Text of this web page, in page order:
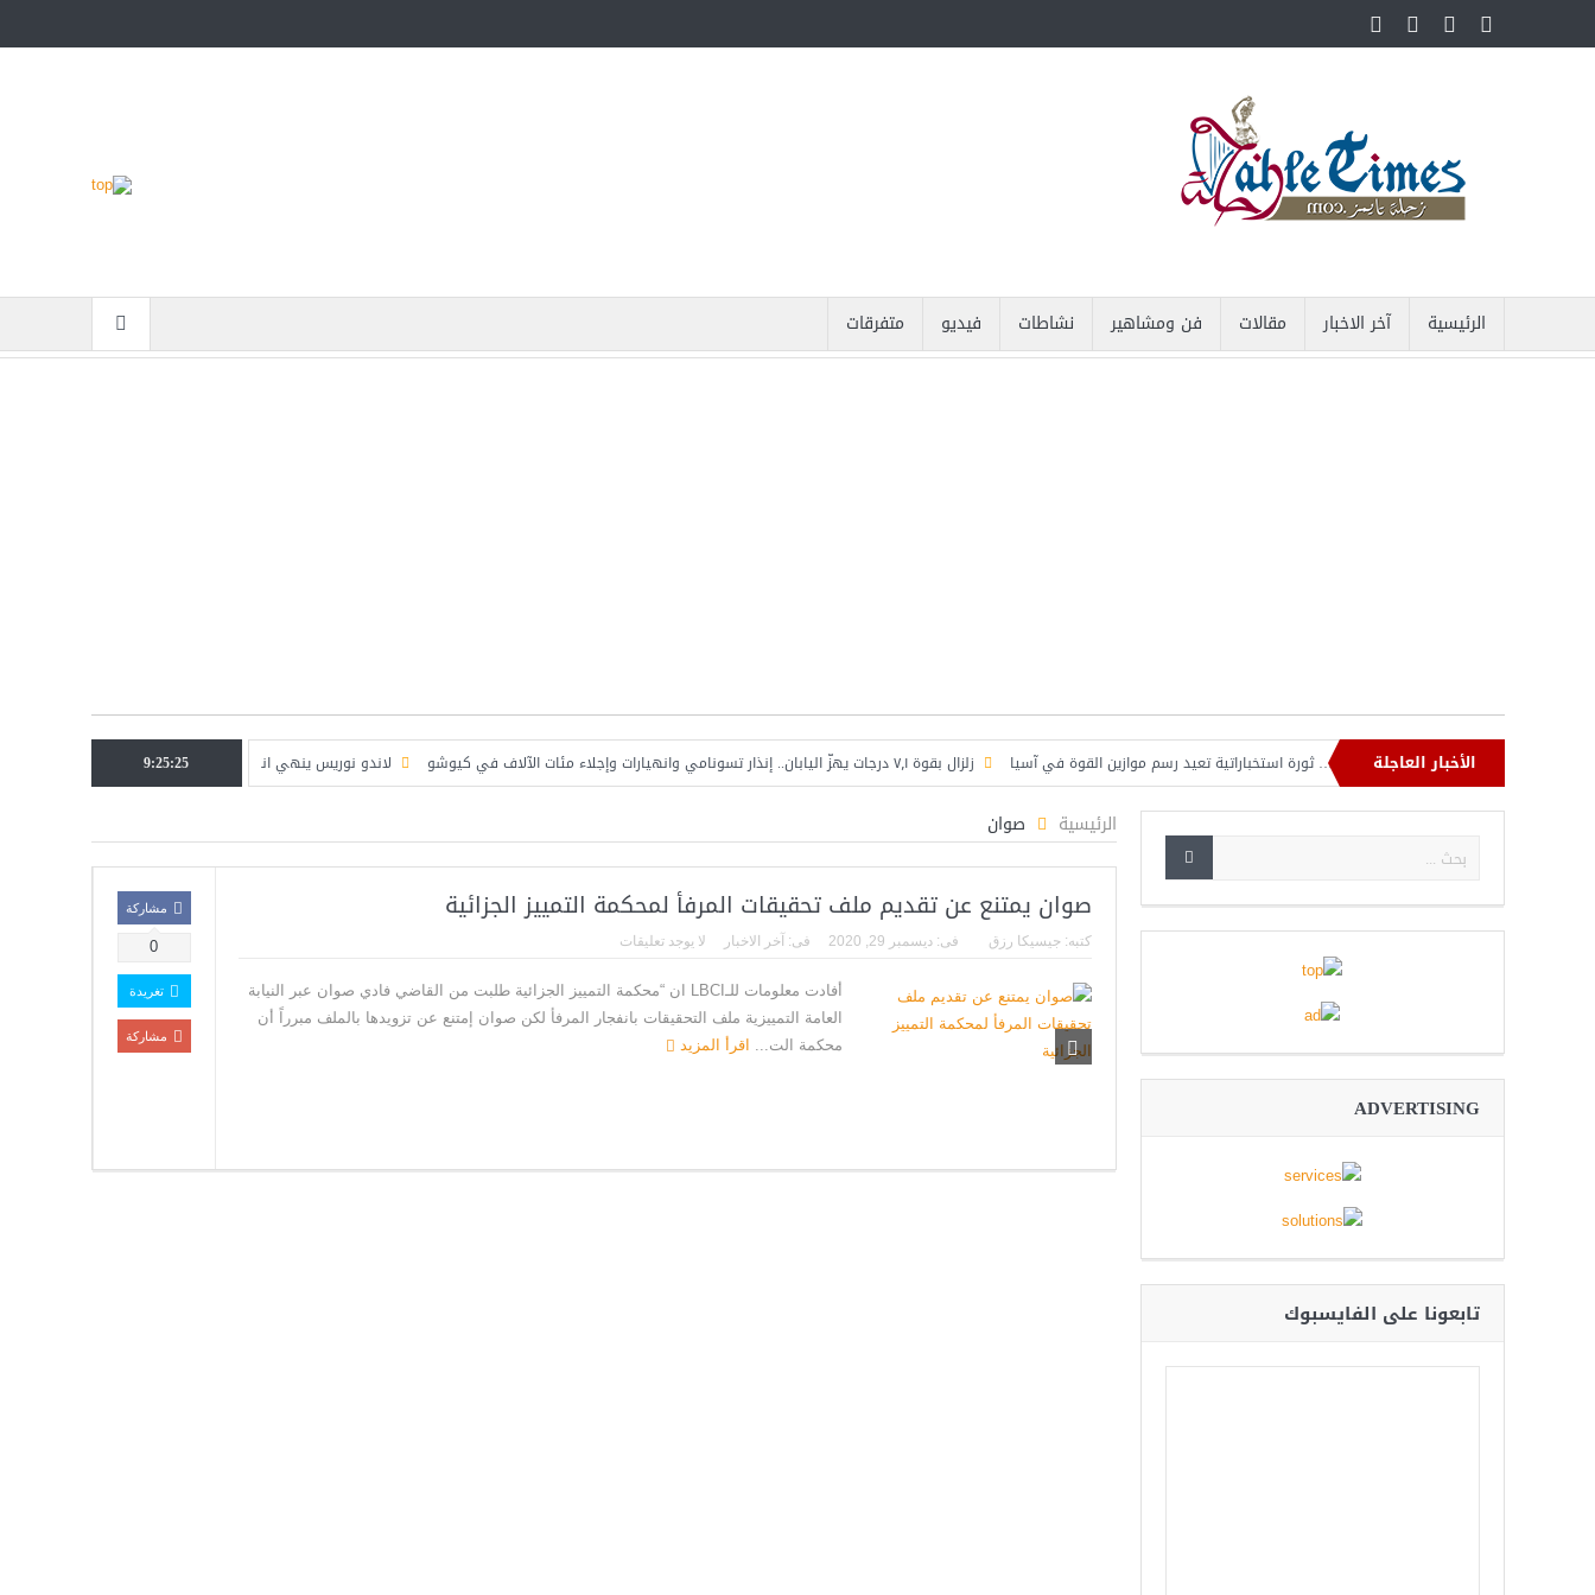
الرئيسية آخر الاخبار مقالات فن ومشاهير نشاطات فيديو متفرقات
الأخبار العاجلة
محرمات ما بعد الحرب العالمية الثانية… ثورة استخباراتية تعيد رسم موازين القوة في آسيا زلزال بقوة ٧٫١ درجات يهزّ اليابان.. إنذار تسونامي وانهيارات وإجلاء مئات الآلاف في كيوشو
لاندو نوريس ينهي انتظاراً دام ٨ أشهر… ويُعيد مكلارين إلى منصة الانتصار في سباق المجر
لبنان في مواجهة «مشكلة حزب الله» وعون يطلب دعماً أميركياً لاتفاق تاريخي
9:25:25
الرئيسية صوان
صوان يمتنع عن تقديم ملف تحقيقات المرفأ لمحكمة التمييز الجزائية
كتبه:جيسيكا رزق فى:ديسمبر 29, 2020 فى: آخر الاخبار لا يوجد تعليقات
أفادت معلومات للـLBCI ان “محكمة التمييز الجزائية طلبت من القاضي فادي صوان عبر النيابة
العامة التمييزية ملف التحقيقات بانفجار المرفأ لكن صوان إمتنع عن تزويدها بالملف مبرراً أن
محكمة الت... اقرأ المزيد
مشاركة
0
تغريدة
مشاركة
ADVERTISING
تابعونا على الفايسبوك